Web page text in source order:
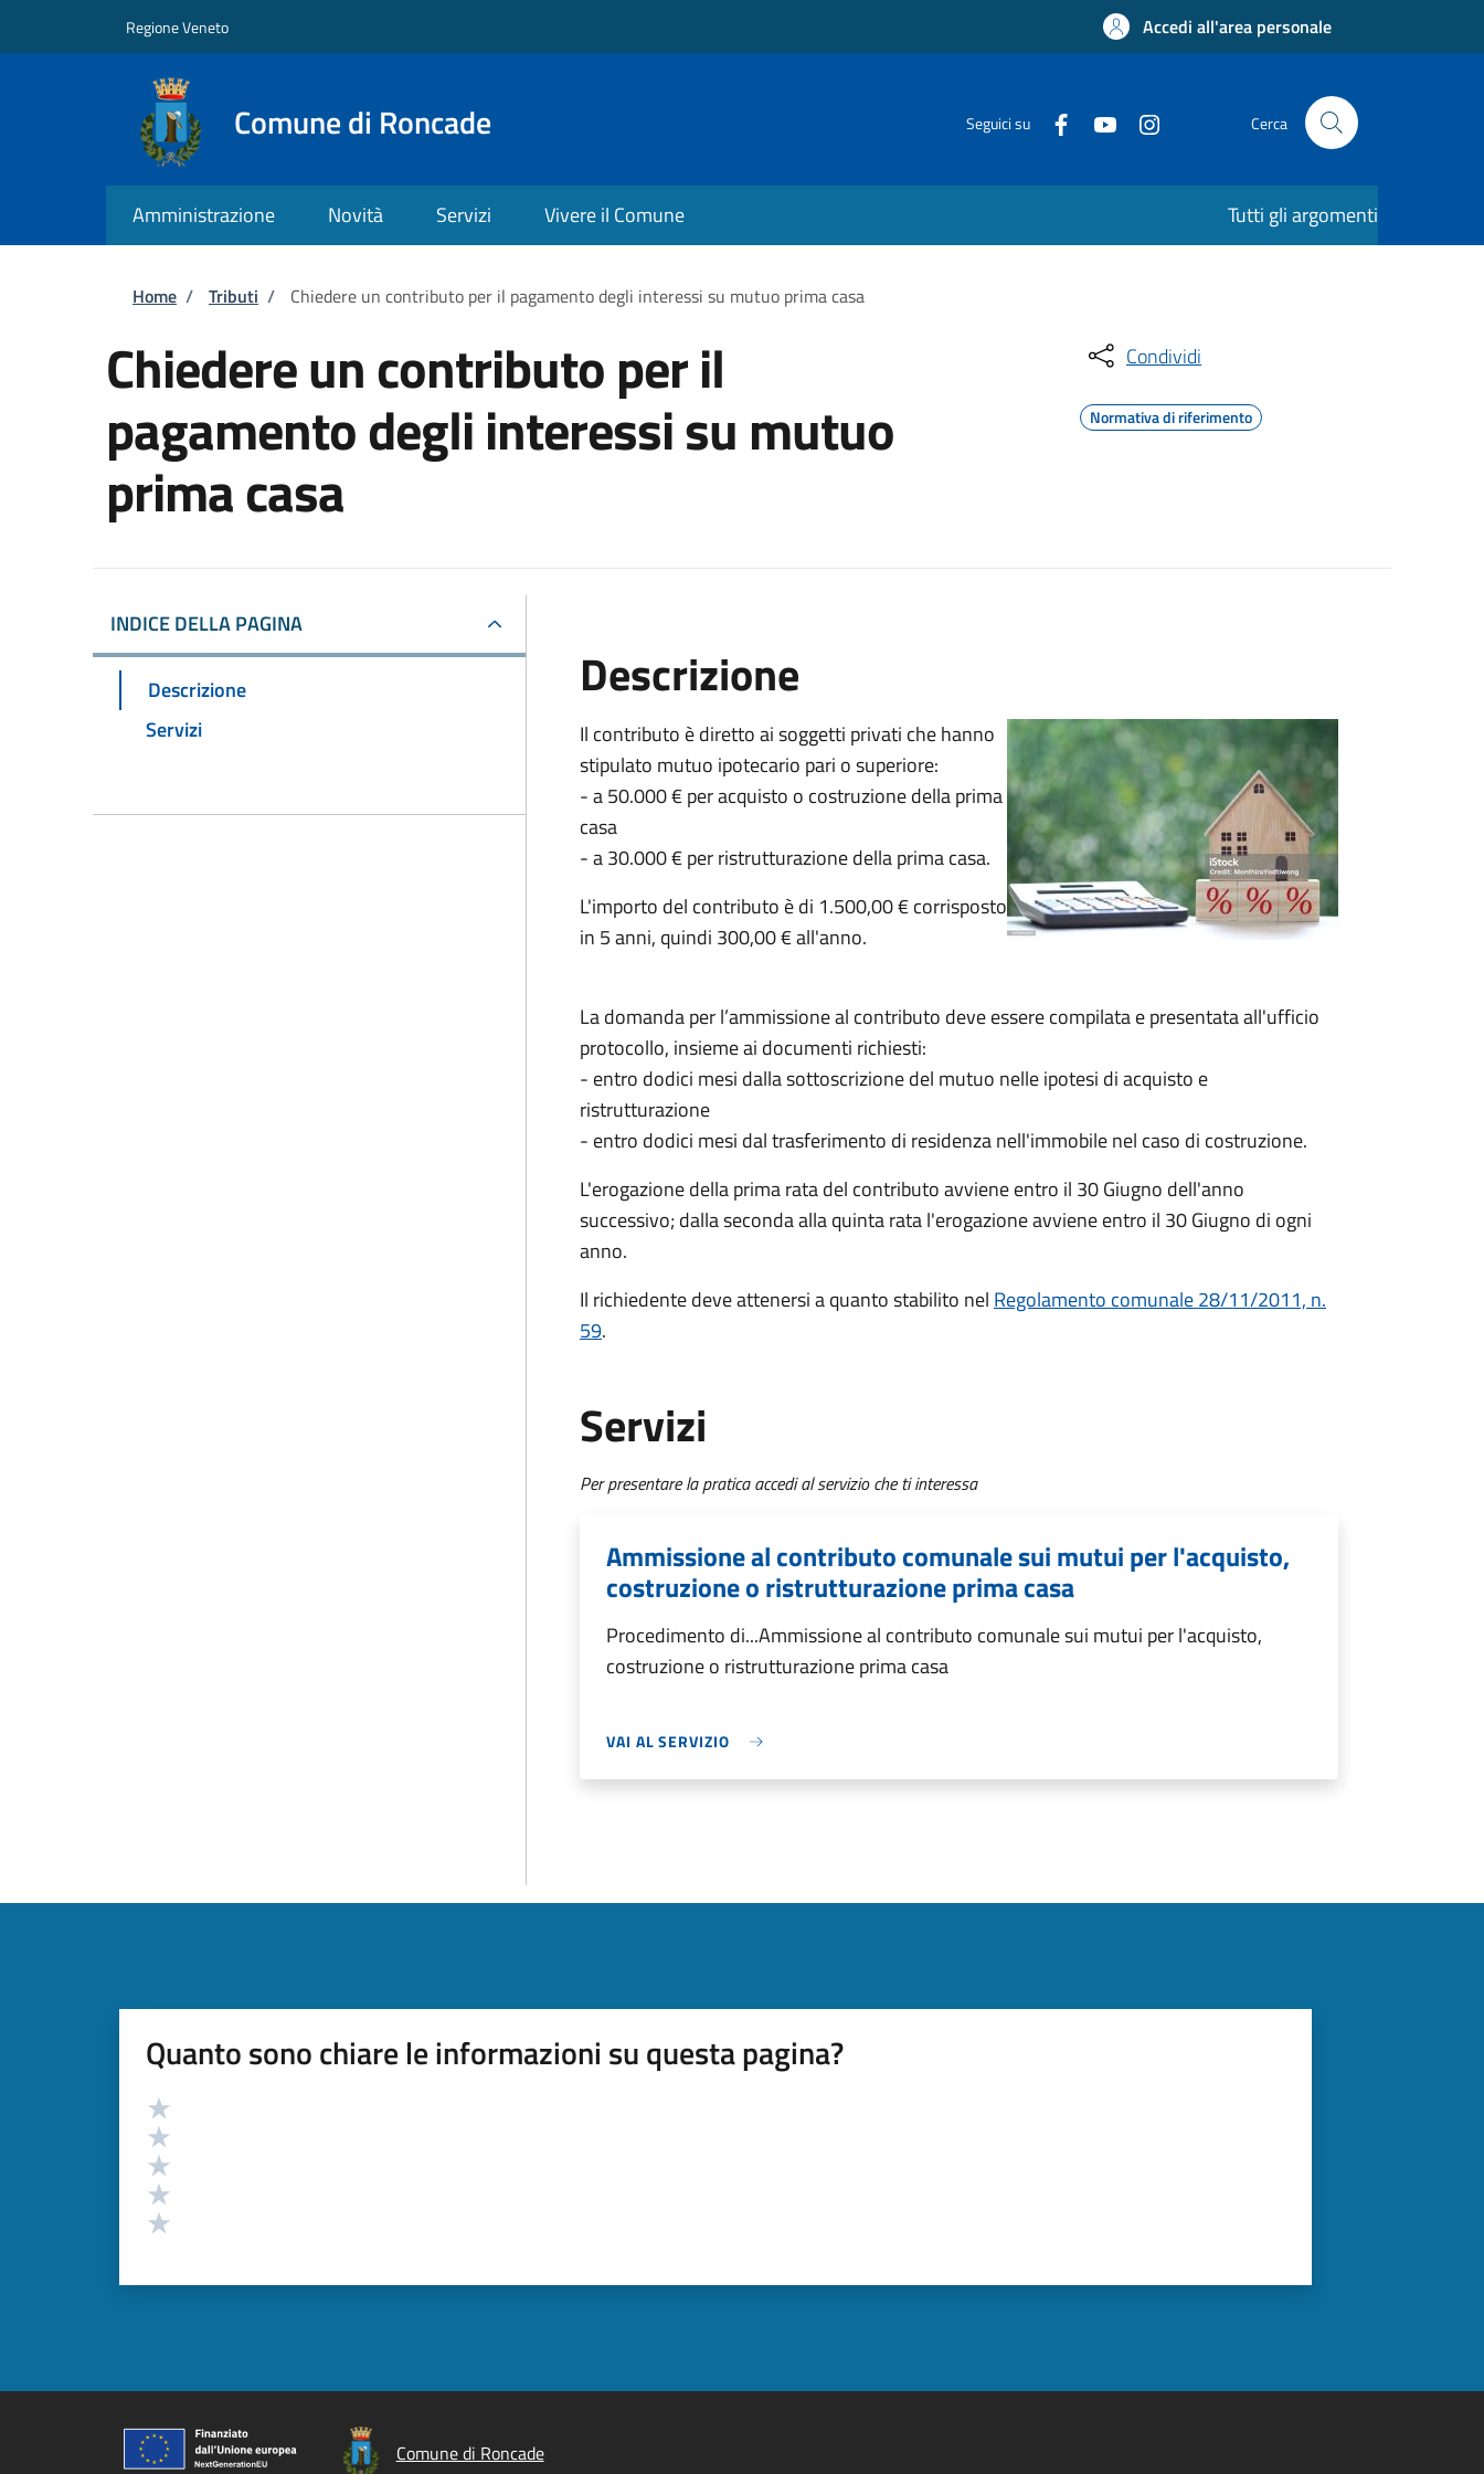
Regione Veneto Accedi all'area personale
Comune di Roncade Seguici su Cerca
Amministrazione Novità Servizi Vivere il Comune Tutti gli argomenti
Briciole di pane
Home / Tributi / Chiedere un contributo per il pagamento degli interessi su mutuo prima casa
Chiedere un contributo per il
pagamento degli interessi su mutuo
prima casa
Condividi
Normativa di riferimento
INDICE DELLA PAGINA
Descrizione
Servizi
Descrizione
Il contributo è diretto ai soggetti privati che hanno
stipulato mutuo ipotecario pari o superiore:
- a 50.000 € per acquisto o costruzione della prima
casa
- a 30.000 € per ristrutturazione della prima casa.
L'importo del contributo è di 1.500,00 € corrisposto
in 5 anni, quindi 300,00 € all'anno.
La domanda per l’ammissione al contributo deve essere compilata e presentata all'ufficio
protocollo, insieme ai documenti richiesti:
- entro dodici mesi dalla sottoscrizione del mutuo nelle ipotesi di acquisto e
ristrutturazione
- entro dodici mesi dal trasferimento di residenza nell'immobile nel caso di costruzione.
L'erogazione della prima rata del contributo avviene entro il 30 Giugno dell'anno
successivo; dalla seconda alla quinta rata l'erogazione avviene entro il 30 Giugno di ogni
anno.
Il richiedente deve attenersi a quanto stabilito nel Regolamento comunale 28/11/2011, n.
59.
Servizi
Per presentare la pratica accedi al servizio che ti interessa
Ammissione al contributo comunale sui mutui per l'acquisto,
costruzione o ristrutturazione prima casa
Procedimento di...Ammissione al contributo comunale sui mutui per l'acquisto,
costruzione o ristrutturazione prima casa
VAI AL SERVIZIO
Quanto sono chiare le informazioni su questa pagina?
Valutazione
Comune di Roncade